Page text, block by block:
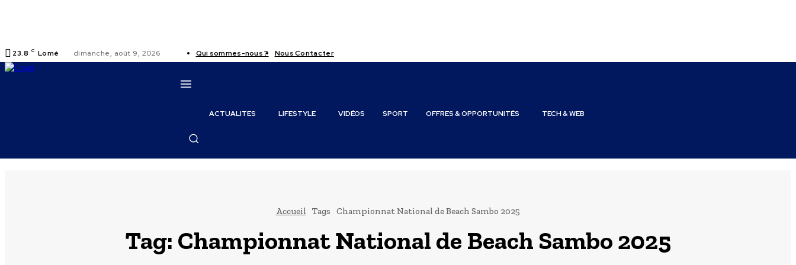
23.8 C Lomé dimanche, août 9, 2026 Qui sommes-nous ? Nous Contacter
ACTUALITES LIFESTYLE VIDÉOS SPORT OFFRES & OPPORTUNITÉS TECH & WEB
Accueil Tags Championnat National de Beach Sambo 2025
Tag: Championnat National de Beach Sambo 2025